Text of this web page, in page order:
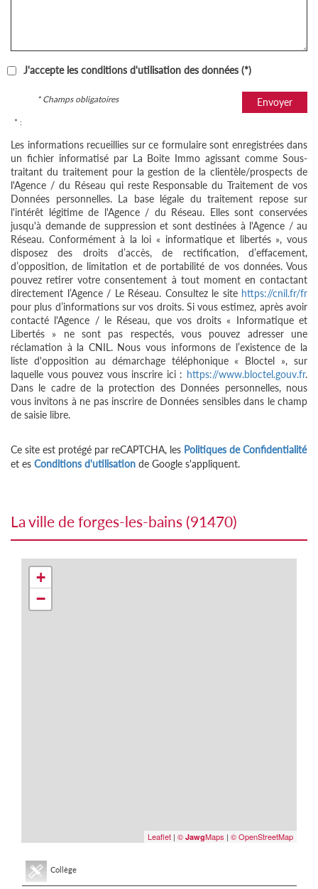
J'accepte les conditions d'utilisation des données (*)
Envoyer
* Champs obligatoires
* :
Les informations recueillies sur ce formulaire sont enregistrées dans
un fichier informatisé par La Boite Immo agissant comme Sous-
traitant du traitement pour la gestion de la clientèle/prospects de
l'Agence / du Réseau qui reste Responsable du Traitement de vos
Données personnelles. La base légale du traitement repose sur
l'intérêt légitime de l'Agence / du Réseau. Elles sont conservées
jusqu'à demande de suppression et sont destinées à l'Agence / au
Réseau. Conformément à la loi « informatique et libertés », vous
disposez des droits d’accès, de rectification, d’effacement,
d’opposition, de limitation et de portabilité de vos données. Vous
pouvez retirer votre consentement à tout moment en contactant
directement l’Agence / Le Réseau. Consultez le site https://cnil.fr/fr
pour plus d’informations sur vos droits. Si vous estimez, après avoir
contacté l'Agence / le Réseau, que vos droits « Informatique et
Libertés » ne sont pas respectés, vous pouvez adresser une
réclamation à la CNIL. Nous vous informons de l’existence de la
liste d'opposition au démarchage téléphonique « Bloctel », sur
laquelle vous pouvez vous inscrire ici : https://www.bloctel.gouv.fr.
Dans le cadre de la protection des Données personnelles, nous
vous invitons à ne pas inscrire de Données sensibles dans le champ
de saisie libre.
Ce site est protégé par reCAPTCHA, les Politiques de Confidentialité
et es Conditions d'utilisation de Google s'appliquent.
la ville de forges-les-bains (91470)
+
−
Leaflet | © JawgMaps | © OpenStreetMap
Collège